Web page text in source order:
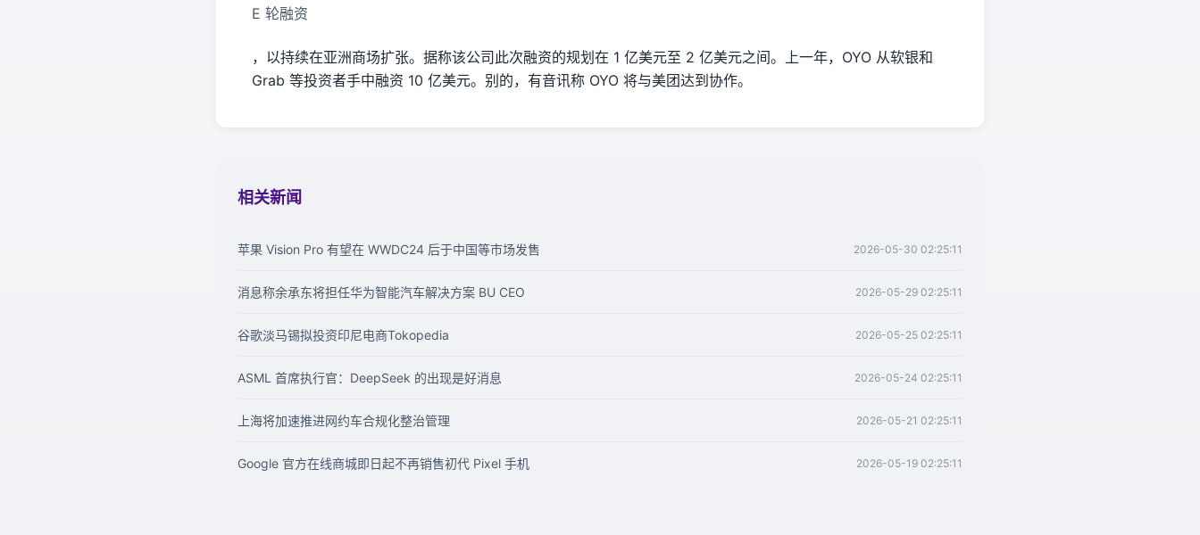
E 轮融资
，以持续在亚洲商场扩张。据称该公司此次融资的规划在 1 亿美元至 2 亿美元之间。上一年，OYO 从软银和
Grab 等投资者手中融资 10 亿美元。别的，有音讯称 OYO 将与美团达到协作。
相关新闻
苹果 Vision Pro 有望在 WWDC24 后于中国等市场发售 2026-05-30 02:25:11
消息称余承东将担任华为智能汽车解决方案 BU CEO 2026-05-29 02:25:11
谷歌淡马锡拟投资印尼电商Tokopedia 2026-05-25 02:25:11
ASML 首席执行官：DeepSeek 的出现是好消息 2026-05-24 02:25:11
上海将加速推进网约车合规化整治管理 2026-05-21 02:25:11
Google 官方在线商城即日起不再销售初代 Pixel 手机 2026-05-19 02:25:11